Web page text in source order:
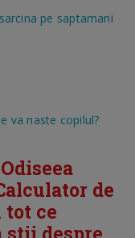
pe saptamani
va naste copilul?
de
tot ce